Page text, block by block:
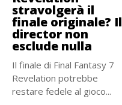
stravolgerà il
finale originale? Il
director non
esclude nulla
Il finale di Final Fantasy 7
Revelation potrebbe
restare fedele al gioco...